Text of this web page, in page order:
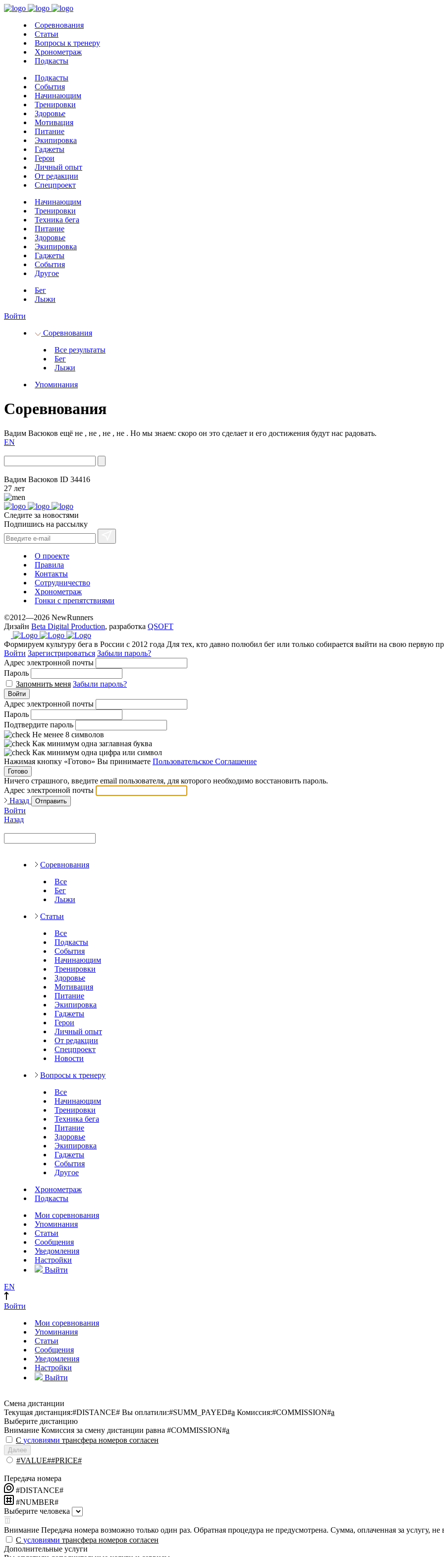
Соревнования
Статьи
Вопросы к тренеру
Хронометраж
Подкасты
Подкасты
События
Начинающим
Тренировки
Здоровье
Мотивация
Питание
Экипировка
Гаджеты
Герои
Личный опыт
От редакции
Спецпроект
Начинающим
Тренировки
Техника бега
Питание
Здоровье
Экипировка
Гаджеты
События
Другое
Бег
Лыжи
Войти
Соревнования
Все результаты
Бег
Лыжи
Упоминания
Соревнования
Вадим Васюков ещё не , не , не , не . Но мы знаем: скоро он это сделает и его достижения будут нас радовать.
EN
Вадим Васюков ID 34416
27 лет
Следите за новостями
Подпишись на рассылку
О проекте
Правила
Контакты
Сотрудничество
Хронометраж
Гонки с препятствиями
©2012—2026 NewRunners
Дизайн Beta Digital Production, разработка QSOFT
Формируем культуру бега в России с 2012 года Для тех, кто давно полюбил бег или только собирается выйти на свою первую
Войти Зарегистрироваться Забыли пароль?
Адрес электронной почты
Пароль
Запомнить меня Забыли пароль?
Войти
Адрес электронной почты
Пароль
Подтвердите пароль
Не менее 8 символов
Как минимум одна заглавная буква
Как минимум одна цифра или символ
Нажимая кнопку «Готово» Вы принимаете Пользовательское Соглашение
Готово
Ничего страшного, введите email пользователя, для которого необходимо восстановить пароль.
Адрес электронной почты
Назад
Отправить
Войти
Назад
Соревнования
Все
Бег
Лыжи
Статьи
Все
Подкасты
События
Начинающим
Тренировки
Здоровье
Мотивация
Питание
Экипировка
Гаджеты
Герои
Личный опыт
От редакции
Спецпроект
Новости
Вопросы к тренеру
Все
Начинающим
Тренировки
Техника бега
Питание
Здоровье
Экипировка
Гаджеты
События
Другое
Хронометраж
Подкасты
Мои соревнования
Упоминания
Статьи
Сообщения
Уведомления
Настройки
Выйти
EN
Войти
Мои соревнования
Упоминания
Статьи
Сообщения
Уведомления
Настройки
Выйти
Смена дистанции
Текущая дистанция:#DISTANCE# Вы оплатили:#SUMM_PAYED#a Комиссия:#COMMISSION#a
Выберите дистанцию
Внимание Комиссия за смену дистанции равна #COMMISSION#a
С условиями трансфера номеров согласен
Далее
#VALUE##PRICE#
Передача номера
#DISTANCE#
#NUMBER#
Выберите человека
Внимание Передача номера возможно только один раз. Обратная процедура не предусмотрена. Сумма, оплаченная за услугу, не
С условиями трансфера номеров согласен
Дополнительные услуги